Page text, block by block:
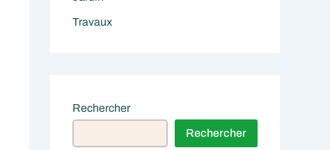
Travaux
Rechercher
Rechercher